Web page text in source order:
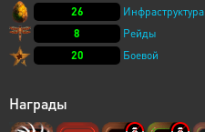
26
Инфраструктура
8
Рейды
20
Боевой
Награды